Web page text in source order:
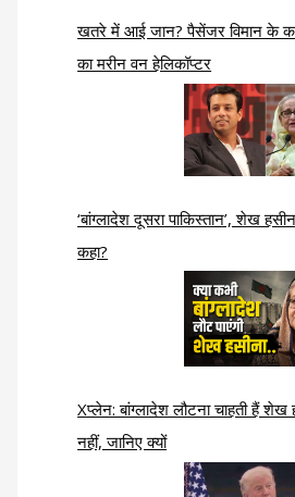
खतरे में आई जान? पैसेंजर विमान के
का मरीन वन हेलिकॉप्टर
‘बांग्लादेश दूसरा पाकिस्तान’, शेख
कहा?
Xप्लेन: बांग्लादेश लौटना चाहती हैं
नहीं, जानिए क्यों